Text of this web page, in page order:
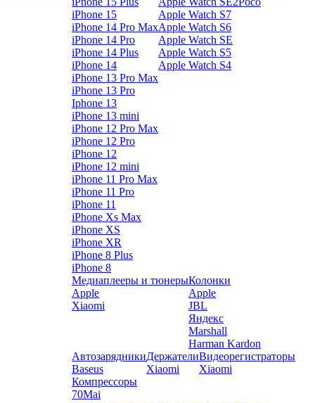
iPhone 15
iPhone 14 Pro Max
iPhone 14 Pro
iPhone 14 Plus
iPhone 14
iPhone 13 Pro Max
iPhone 13 Pro
Iphone 13
iPhone 13 mini
iPhone 12 Pro Max
iPhone 12 Pro
iPhone 12
iPhone 12 mini
iPhone 11 Pro Max
iPhone 11 Pro
iPhone 11
iPhone Xs Max
iPhone XS
iPhone XR
iPhone 8 Plus
iPhone 8
Apple Watch S7
Apple Watch S6
Apple Watch SE
Apple Watch S5
Apple Watch S4
Медиаплееры и тюнеры
Apple
Xiaomi
Колонки
Apple
JBL
Яндекс
Marshall
Harman Kardon
Автозарядники
Baseus
Держатели
Xiaomi
Видеорегистраторы
Xiaomi
Компрессоры
70Mai